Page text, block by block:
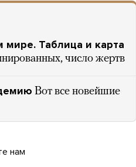
мире. Таблица и карта
число жертв
Вот все новейшие
нам